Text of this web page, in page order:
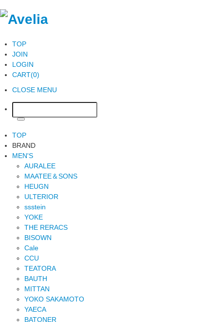
TOP
JOIN
LOGIN
CART(0)
CLOSE MENU
TOP
BRAND
MEN'S
AURALEE
MAATEE＆SONS
HEUGN
ULTERIOR
ssstein
YOKE
THE RERACS
BISOWN
Cale
CCU
TEATORA
BAUTH
MITTAN
YOKO SAKAMOTO
YAECA
BATONER